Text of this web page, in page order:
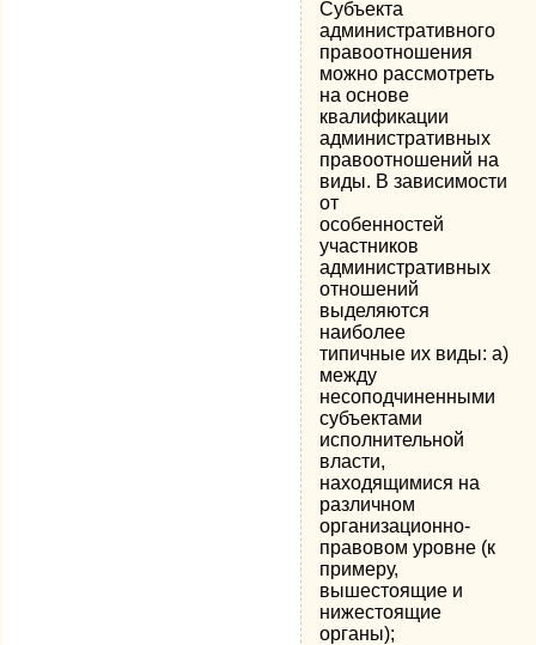
Субъекта
административного
правоотношения
можно рассмотреть
на основе
квалификации
административных
правоотношений на
виды. В зависимости
от
особенностей
участников
административных
отношений
выделяются
наиболее
типичные их виды: а)
между
несоподчиненными
субъектами
исполнительной
власти,
находящимися на
различном
организационно-
правовом уровне (к
примеру,
вышестоящие и
нижестоящие
органы);